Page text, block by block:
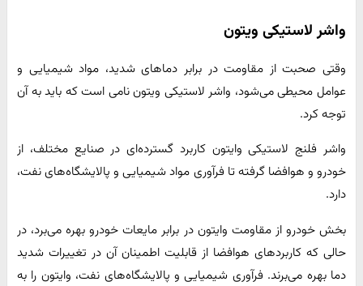
واشر لاستیکی ویتون
وقتی صحبت از مقاومت در برابر دماهای شدید، مواد شیمیایی و
عوامل محیطی می‌شود، واشر لاستیکی ویتون نامی است که باید به آن
توجه کرد.
واشر فلنج لاستیکی وایتون کاربرد گسترده‌ای در صنایع مختلف، از
خودرو و هوافضا گرفته تا فرآوری مواد شیمیایی و پالایشگاه‌های نفت،
دارد.
بخش خودرو از مقاومت وایتون در برابر مایعات خودرو بهره می‌برد، در
حالی که کاربردهای هوافضا از قابلیت اطمینان آن در تغییرات شدید
دما بهره می‌برند. فرآوری شیمیایی و پالایشگاه‌های نفت، وایتون را به